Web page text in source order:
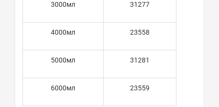
3000мл 31277
4000мл 23558
5000мл 31281
6000мл 23559